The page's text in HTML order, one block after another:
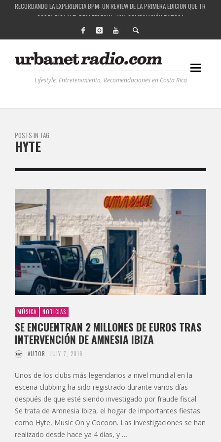
COSTA RICA Y EL BPM FESTIVAL: UNA COMBINACIÓN EXITOSA
RUTAS NATURBANAS: EL PROYECTO QUE ESTÁ TRANSFORMANDO LA CALIDAD DE
LA HISTORIA DETRÁS DE LA MÚSICA ELECTRÓNICA: BBC RADIOPHONIC WORKSHOP
Lifestyle, Entretenimiento, Recomendaciones en Costa Rica
POSTS IN TAG
HYTE
MÚSICA NOTICIAS
SE ENCUENTRAN 2 MILLONES DE EUROS TRAS
INTERVENCIÓN DE AMNESIA IBIZA
AUTOR JULY 7, 2016
Unos de los clubs más legendarios a nivel mundial en la
escena clubbing ha sido registrado durante varios días
después de que esté siendo investigado por fraude fiscal.
Se trata de Amnesia Ibiza, el hogar de importantes fiestas
como Hyte, Music On y Cocoon. Las investigaciones se han
realizado desde hace ya 4 días, y …